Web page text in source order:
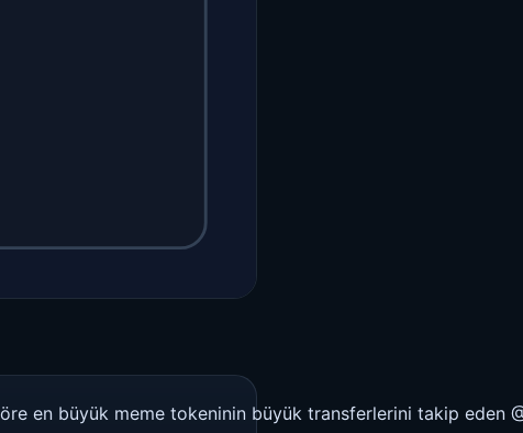
en büyük meme tokeninin büyük transferlerini takip eden